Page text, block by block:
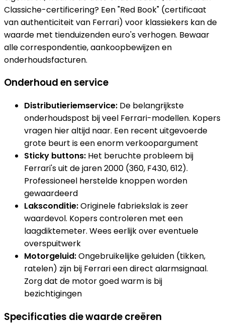
Classiche-certificering? Een "Red Book" (certificaat
van authenticiteit van Ferrari) voor klassiekers kan de
waarde met tienduizenden euro's verhogen. Bewaar
alle correspondentie, aankoopbewijzen en
onderhoudsfacturen.
Onderhoud en service
Distributieriemservice: De belangrijkste
onderhoudspost bij veel Ferrari-modellen. Kopers
vragen hier altijd naar. Een recent uitgevoerde
grote beurt is een enorm verkoopargument
Sticky buttons: Het beruchte probleem bij
Ferrari's uit de jaren 2000 (360, F430, 612).
Professioneel herstelde knoppen worden
gewaardeerd
Laksconditie:Originele fabriekslak is zeer
waardevol. Kopers controleren met een
laagdiktemeter. Wees eerlijk over eventuele
overspuitwerk
Motorgeluid:Ongebruikelijke geluiden (tikken,
ratelen) zijn bij Ferrari een direct alarmsignaal.
Zorg dat de motor goed warm is bij
bezichtigingen
Specificaties die waarde creëren